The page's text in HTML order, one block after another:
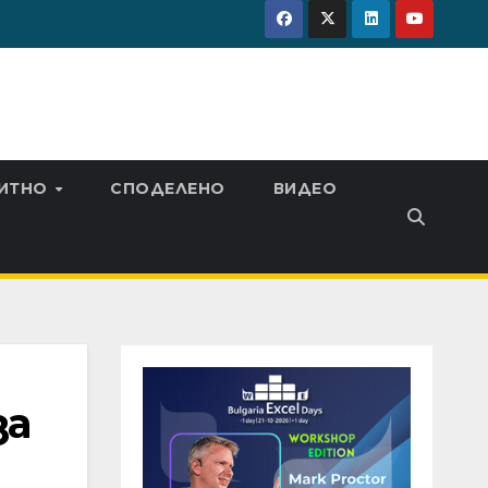
СПОДЕЛЕНО ВИДЕО